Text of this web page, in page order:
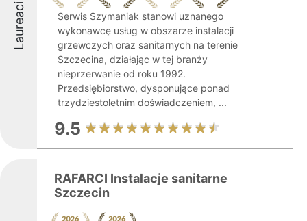
Laureaci
Serwis Szymaniak stanowi uznanego
wykonawcę usług w obszarze instalacji
grzewczych oraz sanitarnych na terenie
Szczecina, działając w tej branży
nieprzerwanie od roku 1992.
Przedsiębiorstwo, dysponujące ponad
trzydziestoletnim doświadczeniem, ...
9.5
RAFARCI Instalacje sanitarne
Szczecin